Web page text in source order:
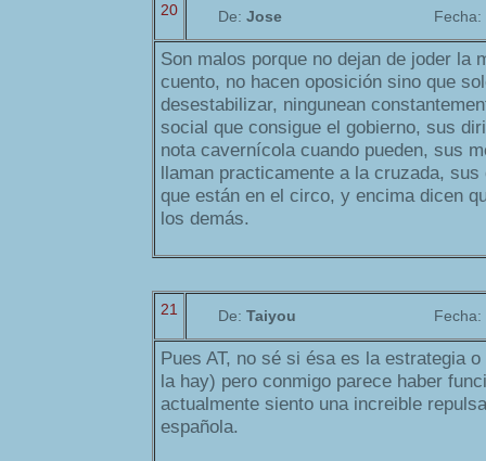
20 De: Jose Fecha:
Son malos porque no dejan de joder la
cuento, no hacen oposición sino que
desestabilizar, ningunean
social que consigue el gobierno, sus
nota cavernícola cuando pueden, sus
llaman practicamente a la cruzada,
que están en el circo, y encima dicen
los demás.
21 De: Taiyou Fecha:
Pues AT, no sé si ésa es la estrategia
la hay) pero conmigo parece haber
actualmente siento una increible
española.